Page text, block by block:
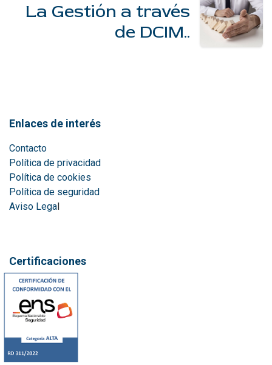
La Gestión a través
de DCIM..
Enlaces de interés
Contacto
Política de privacidad
Política de cookies
Política de seguridad
Aviso Lega
Certificaciones